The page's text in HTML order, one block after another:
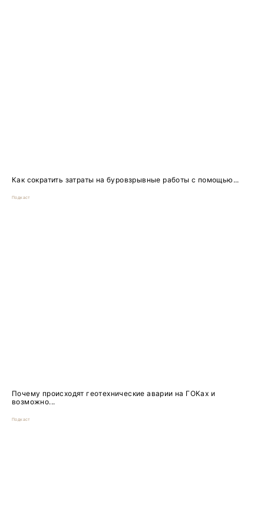
Как сократить затраты на буровзрывные работы с помощью...
Подкаст
Почему происходят геотехнические аварии на ГОКах и
возможно...
Подкаст